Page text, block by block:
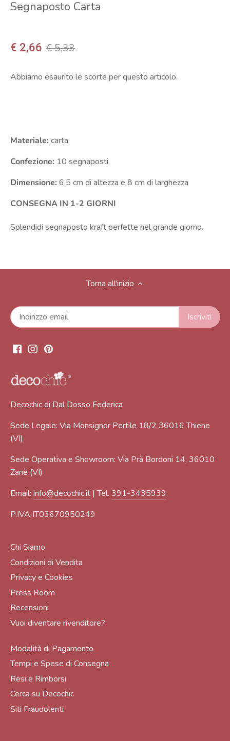
Segnaposto Carta
€ 2,66 € 5,33
Abbiamo esaurito le scorte per questo articolo.
Materiale: carta
Confezione: 10 segnaposti
Dimensione: 6,5 cm di altezza e 8 cm di larghezza
CONSEGNA IN 1-2 GIORNI
Splendidi segnaposto kraft perfette nel grande giorno.
Torna all'inizio
Decochic di Dal Dosso Federica
Sede Legale: Via Monsignor Pertile 18/2 36016 Thiene
(VI)
Sede Operativa e Showroom: Via Prà Bordoni 14, 36010
Zanè (VI)
Email: info@decochic.it | Tel. 391-3435939
P.IVA IT03670950249
Chi Siamo
Condizioni di Vendita
Privacy e Cookies
Press Room
Recensioni
Vuoi diventare rivenditore?
Modalità di Pagamento
Tempi e Spese di Consegna
Resi e Rimborsi
Cerca su Decochic
Siti Fraudolenti